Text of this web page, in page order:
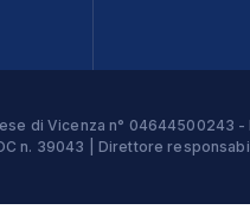
di Vicenza n° 04644500243 -
n. 39043 | Direttore